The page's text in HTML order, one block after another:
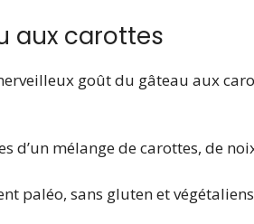
aux carottes
goût du gâteau aux
d’un mélange de carottes, de
paléo, sans gluten et